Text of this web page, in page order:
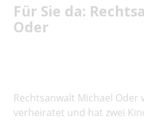
Für Sie da:
Oder
Rechtsanwalt Michael Oder
verheiratet und hat zwei